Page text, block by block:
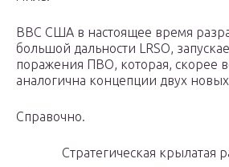
ВВС США в настоящее время
большой дальности LRSO,
поражения ПВО, которая, скорее
аналогична концепции двух
Справочно.
Стратегическая крылатая